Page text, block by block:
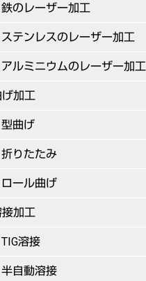
鉄のレーザー加工
ステンレスのレーザー加工
アルミニウムのレーザー加工
加工
型曲げ
折りたたみ
ロール曲げ
加工
TIG溶接
半自動溶接